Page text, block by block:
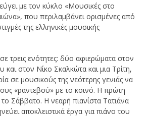
με τον κύκλο «Μουσικές στο
που περιλαμβάνει ορισμένες από
της ελληνικές μουσικής
τρεις ενότητες: δύο αφιερώματα στον
και στον Νίκο Σκαλκώτα και μια Τρίτη,
σε μουσικούς της νεότερης γενιάς να
«ραντεβού» με το κοινό. Η πρώτη
Σάββατο. Η νεαρή πιανίστα Τατιάνα
αποκλειστικά έργα για πιάνο του